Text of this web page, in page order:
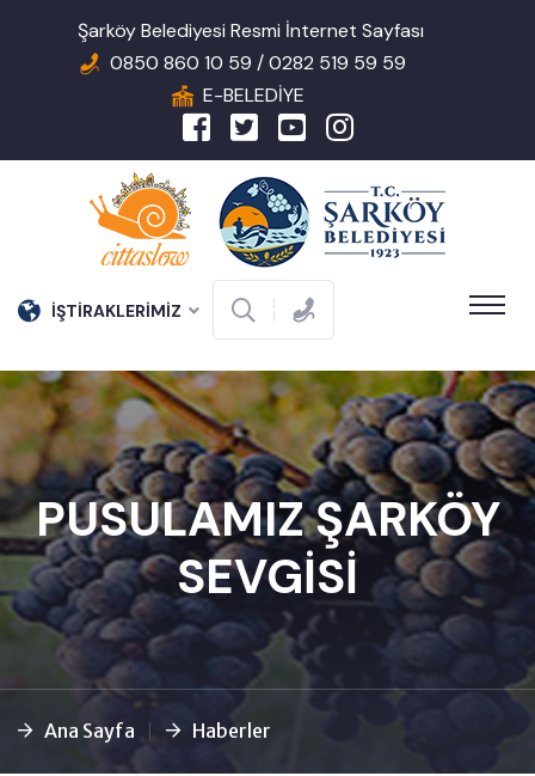
Şarköy Belediyesi Resmi İnternet Sayfası
0850 860 10 59 / 0282 519 59 59
E-BELEDİYE
İŞTİRAKLERİMİZ
PUSULAMIZ ŞARKÖY
SEVGİSİ
Ana Sayfa Haberler